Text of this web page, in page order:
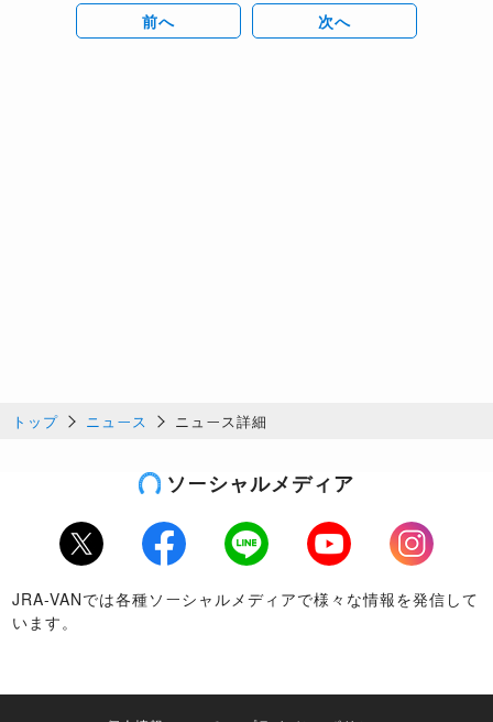
前へ 次へ
トップ ニュース ニュース詳細
ソーシャルメディア
Twitter Facebook LINE Youtube
Instagram
JRA-VANでは各種ソーシャルメディアで様々な情報を発信して
います。